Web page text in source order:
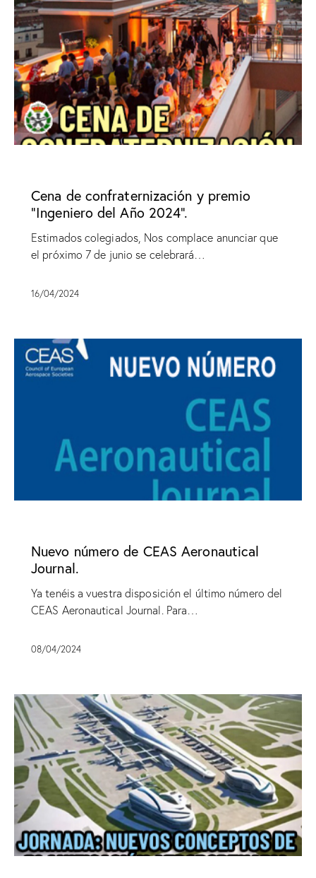
Cena de confraternización y premio
“Ingeniero del Año 2024”.
Estimados colegiados, Nos complace anunciar que
el próximo 7 de junio se celebrará…
16/04/2024
Nuevo número de CEAS Aeronautical
Journal.
Ya tenéis a vuestra disposición el último número del
CEAS Aeronautical Journal. Para…
08/04/2024